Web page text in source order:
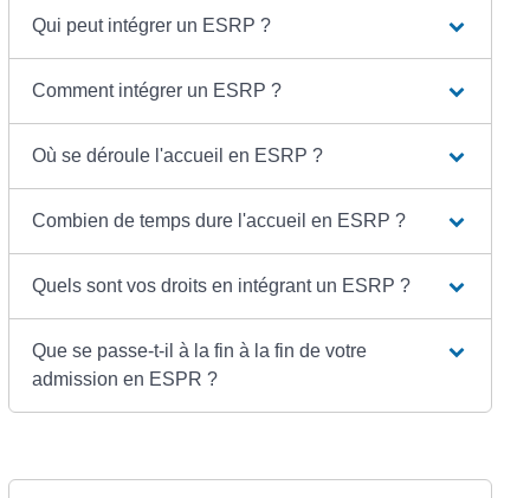
Qui peut intégrer un ESRP ?
Comment intégrer un ESRP ?
Où se déroule l'accueil en ESRP ?
Combien de temps dure l'accueil en ESRP ?
Quels sont vos droits en intégrant un ESRP ?
Que se passe-t-il à la fin à la fin de votre
admission en ESPR ?